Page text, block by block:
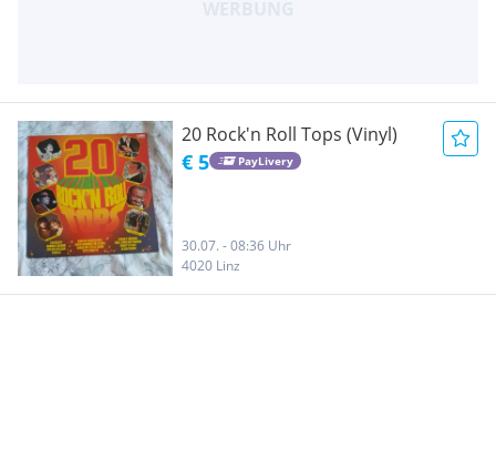
20 Rock'n Roll Tops (Vinyl)
€ 5 PayLivery
30.07. - 08:36 Uhr
4020 Linz